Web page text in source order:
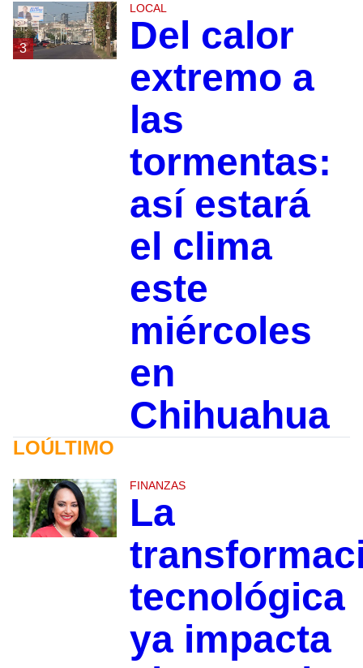
3
LOCAL
Del calor
extremo a
las
tormentas:
así estará
el clima
este
miércoles
en
Chihuahua
LOÚLTIMO
FINANZAS
La
tecnológica
ya impacta